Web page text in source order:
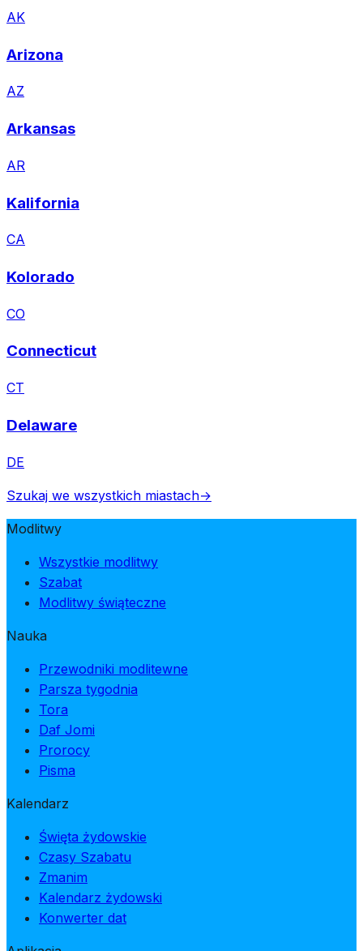
AK
Arizona
AZ
Arkansas
AR
Kalifornia
CA
Kolorado
CO
Connecticut
CT
Delaware
DE
Szukaj we wszystkich miastach→
Modlitwy
Wszystkie modlitwy
Szabat
Modlitwy świąteczne
Nauka
Przewodniki modlitewne
Parsza tygodnia
Tora
Daf Jomi
Prorocy
Pisma
Kalendarz
Święta żydowskie
Czasy Szabatu
Zmanim
Kalendarz żydowski
Konwerter dat